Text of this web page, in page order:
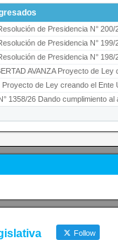
de Presidencia N° 200/26
de Presidencia N° 199/26
de Presidencia N° 198/26
Proyecto de Ley declarando la
de Ley creando el Ente Único Regulador de
26 Dando cumplimiento al artículo 29 de la
Follow